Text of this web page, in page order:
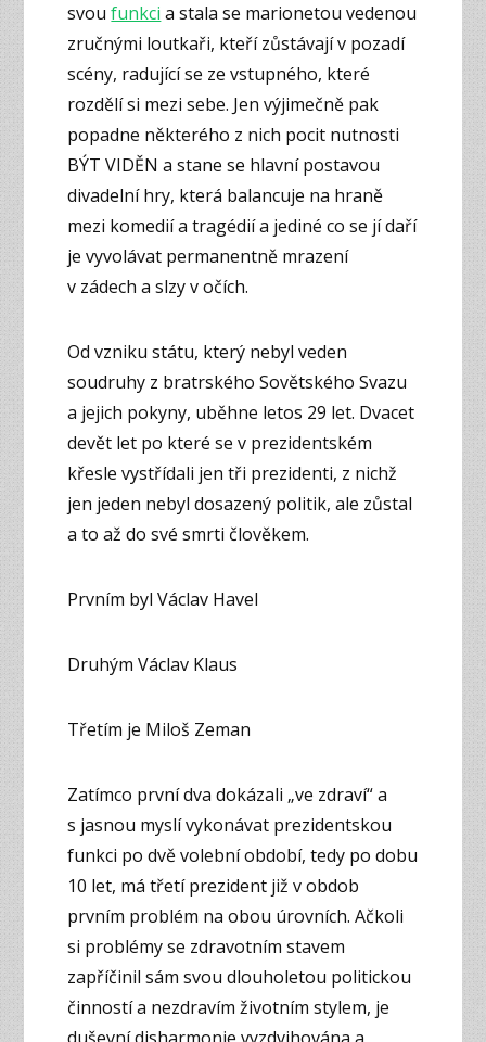
svoufunkci a stala se marionetou vedenou
zručnými loutkaři, kteří zůstávají v pozadí
scény, radující se ze vstupného, které
rozdělí si mezi sebe. Jen výjimečně pak
popadne některého z nich pocit nutnosti
BÝT VIDĚN a stane se hlavní postavou
divadelní hry, která balancuje na hraně
mezi komedií a tragédií a jediné co se jí daří
je vyvolávat permanentně mrazení
v zádech a slzy v očích.
Od vzniku státu, který nebyl veden
soudruhy z bratrského Sovětského Svazu
a jejich pokyny, uběhne letos 29 let. Dvacet
devět let po které se v prezidentském
křesle vystřídali jen tři prezidenti, z nichž
jen jeden nebyl dosazený politik, ale zůstal
a to až do své smrti člověkem.
Prvním byl Václav Havel
Druhým Václav Klaus
Třetím je Miloš Zeman
Zatímco první dva dokázali „ve zdraví“ a
s jasnou myslí vykonávat prezidentskou
funkci po dvě volební období, tedy po dobu
10 let, má třetí prezident již v obdob
prvním problém na obou úrovních. Ačkoli
si problémy se zdravotním stavem
zapříčinil sám svou dlouholetou politickou
činností a nezdravím životním stylem, je